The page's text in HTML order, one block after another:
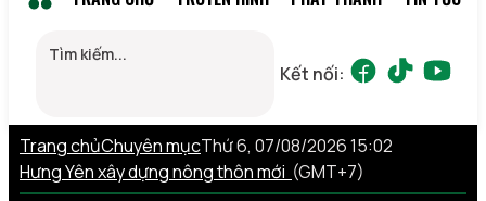
Kết nối:
Trang chủChuyên mục
Hưng Yên xây dựng nông thôn mới
Thứ 6, 07/08/2026 15:02
(GMT+7)